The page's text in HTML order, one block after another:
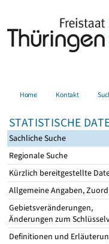
Home Kontakt
STATISTISCHE
Sachliche Suche
Regionale Suche
Kürzlich bereitgestellte
Allgemeine Angaben,
Gebietsveränderungen,
Änderungen zum
Definitionen und